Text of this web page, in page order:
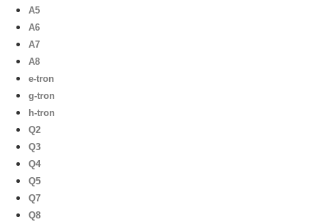
A5
A6
A7
A8
e-tron
g-tron
h-tron
Q2
Q3
Q4
Q5
Q7
Q8